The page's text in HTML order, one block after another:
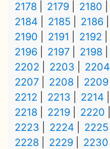
2178
2179 2180
2184
2185 2186
2190
2191 2192
2196
2197 2198
2202
2203 2204
2207
2208 2209
2212
2213 2214
2218
2219 2220
2223
2224 2225
2228
2229 2230